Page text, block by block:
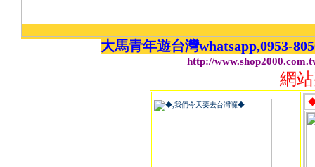
大馬青年遊台灣whatsapp,0953-
http://
網
◆